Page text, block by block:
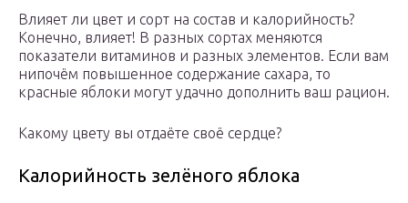
Влияет ли цвет и сорт на состав и калорийность?
Конечно, влияет! В разных сортах меняются
показатели витаминов и разных элементов. Если вам
нипочём повышенное содержание сахара, то
красные яблоки могут удачно дополнить ваш рацион.
Какому цвету вы отдаёте своё сердце?
Калорийность зелёного яблока